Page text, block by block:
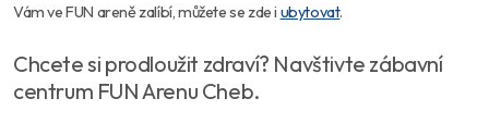
Vám ve FUN areně zalíbí, můžete se zde i ubytovat.
Chcete si prodloužit zdraví? Navštivte zábavní
centrum FUN Arenu Cheb.